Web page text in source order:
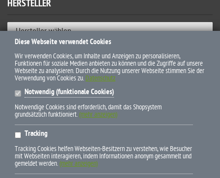
HERSTELLER
Hersteller wählen
ZAHLUNGSWEISEN
* Alle Preise inkl. gesetzl. Mehrwertsteuer zzgl. Versandkosten und
ggf. Nachnahmegebühren, wenn nicht anders beschrieben
Diese Webseite verwendet Cookies
Wir verwenden Cookies, um Inhalte und Anzeigen zu personalisieren,
Funktionen für soziale Medien anbieten zu können und die Zugriffe auf unsere
Webseite zu analysieren. Durch die Nutzung unserer Webseite stimmen Sie der
Verwendung von Cookies zu. Datenschutz
Notwendig (funktionale Cookies)
Notwendige Cookies sind erforderlich, damit das Shopsystem
grundsätzlich funktioniert.(mehr anzeigen)
Tracking
Tracking Cookies helfen Webseiten-Besitzern zu verstehen, wie Besucher
mit Webseiten interagieren, indem Informationen anonym gesammelt und
gemeldet werden.(mehr anzeigen)